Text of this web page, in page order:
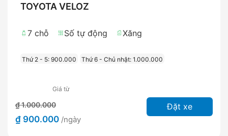
TOYOTA VELOZ
7 chỗ Số tự động Xăng
Thứ 2 - 5: 900.000 Thứ 6 - Chủ nhật: 1.000.000
Giá từ
₫ 1.000.000
₫ 900.000 /ngày
Đặt xe